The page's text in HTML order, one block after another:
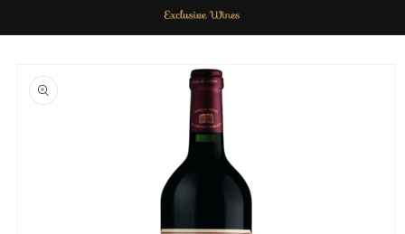
informations
produits